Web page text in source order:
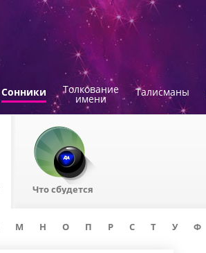
Сонники Толкование
имени
Талисманы
Что сбудется
М Н О П Р С Т У Ф